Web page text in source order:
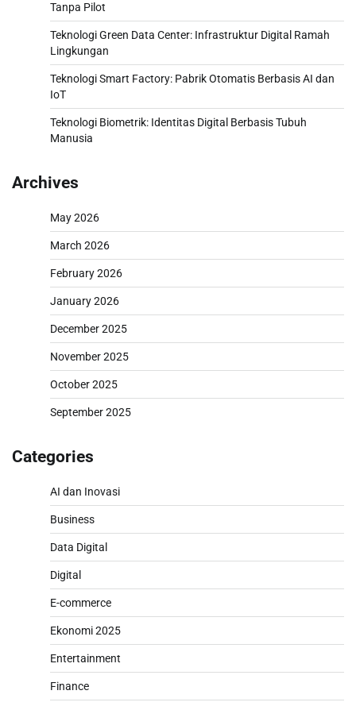
Tanpa Pilot
Teknologi Green Data Center: Infrastruktur Digital Ramah
Lingkungan
Teknologi Smart Factory: Pabrik Otomatis Berbasis AI dan
IoT
Teknologi Biometrik: Identitas Digital Berbasis Tubuh
Manusia
Archives
May 2026
March 2026
February 2026
January 2026
December 2025
November 2025
October 2025
September 2025
Categories
AI dan Inovasi
Business
Data Digital
Digital
E-commerce
Ekonomi 2025
Entertainment
Finance